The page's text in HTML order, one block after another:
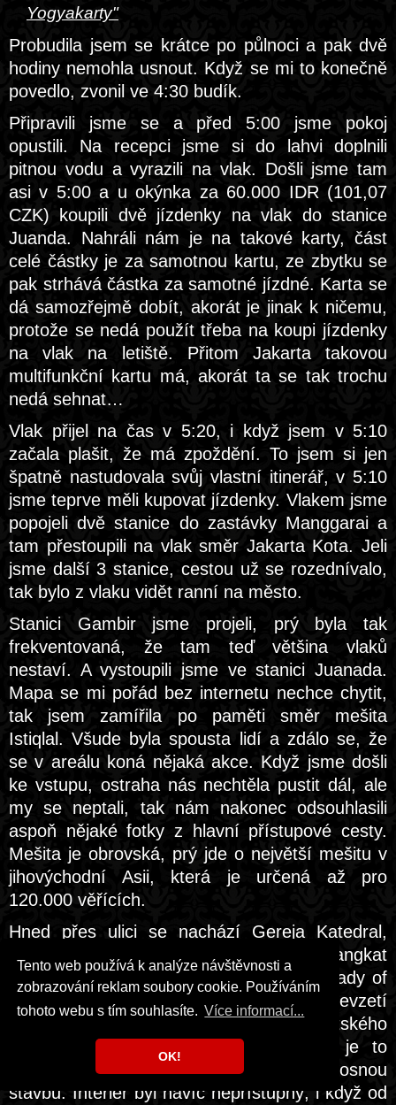
Tento web používá k analýze návštěvnosti a
zobrazování reklam soubory cookie. Používáním
tohoto webu s tím souhlasíte. Více informací...
OK!
Yogyakarty"
Probudila jsem se krátce po půlnoci a pak dvě
hodiny nemohla usnout. Když se mi to konečně
povedlo, zvonil ve 4:30 budík.
Připravili jsme se a před 5:00 jsme pokoj
opustili. Na recepci jsme si do lahvi doplnili
pitnou vodu a vyrazili na vlak. Došli jsme tam
asi v 5:00 a u okýnka za 60.000 IDR (101,07
CZK) koupili dvě jízdenky na vlak do stanice
Juanda. Nahráli nám je na takové karty, část
celé částky je za samotnou kartu, ze zbytku se
pak strhává částka za samotné jízdné. Karta se
dá samozřejmě dobít, akorát je jinak k ničemu,
protože se nedá použít třeba na koupi jízdenky
na vlak na letiště. Přitom Jakarta takovou
multifunkční kartu má, akorát ta se tak trochu
nedá sehnat…
Vlak přijel na čas v 5:20, i když jsem v 5:10
začala plašit, že má zpoždění. To jsem si jen
špatně nastudovala svůj vlastní itinerář, v 5:10
jsme teprve měli kupovat jízdenky. Vlakem jsme
popojeli dvě stanice do zastávky Manggarai a
tam přestoupili na vlak směr Jakarta Kota. Jeli
jsme další 3 stanice, cestou už se rozednívalo,
tak bylo z vlaku vidět ranní na město.
Stanici Gambir jsme projeli, prý byla tak
frekventovaná, že tam teď většina vlaků
nestaví. A vystoupili jsme ve stanici Juanada.
Mapa se mi pořád bez internetu nechce chytit,
tak jsem zamířila po paměti směr mešita
Istiqlal. Všude byla spousta lidí a zdálo se, že
se v areálu koná nějaká akce. Když jsme došli
ke vstupu, ostraha nás nechtěla pustit dál, ale
my se neptali, tak nám nakonec odsouhlasili
aspoň nějaké fotky z hlavní přístupové cesty.
Mešita je obrovská, prý jde o největší mešitu v
jihovýchodní Asii, která je určená až pro
120.000 věřících.
Hned přes ulici se nachází Gereja Katedral,
oficiálně Gereja Santa Perawan Maria Diangkat
ke Surga, anglicky The Church of Our Lady of
the Assumption, prostě Katedrála Nanebevzetí
Panny Marie. Je sídlem jakartského
římskokatolického biskupa. Na to, že je to
katedrála, nejde o nijak velkou ani honosnou
stavbu. Interiér byl navíc nepřístupný, i když od